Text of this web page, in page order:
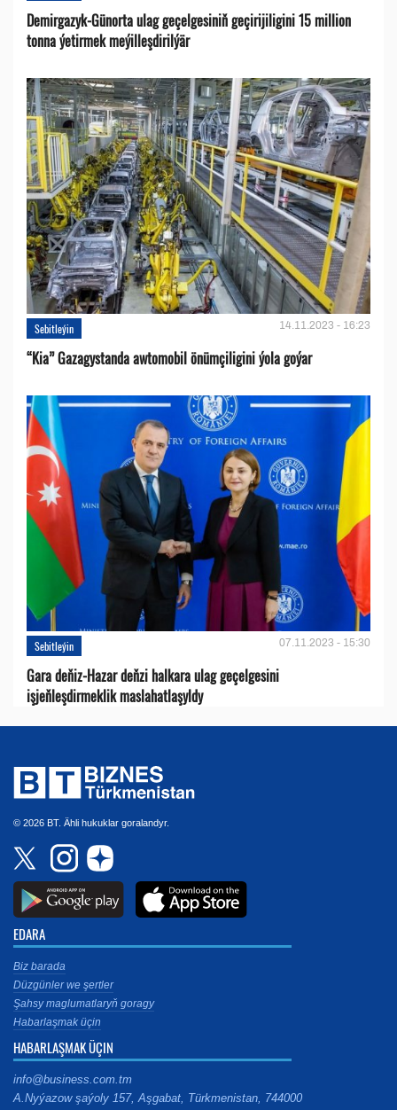
Demirgazyk-Günorta ulag geçelgesiniň geçirijiligini 15 million
tonna ýetirmek meýilleşdirilýär
Sebitleýin 14.11.2023 - 16:23
“Kia” Gazagystanda awtomobil önümçiligini ýola goýar
Sebitleýin 07.11.2023 - 15:30
Gara deňiz-Hazar deňzi halkara ulag geçelgesini
işjeňleşdirmeklik maslahatlaşyldy
© 2026 BT. Ähli hukuklar goralandyr.
EDARA
Biz barada
Düzgünler we şertler
Şahsy maglumatlaryň goragy
Habarlaşmak üçin
HABARLAŞMAK ÜÇIN
info@business.com.tm
A.Nyýazow şaýoly 157, Aşgabat, Türkmenistan, 744000